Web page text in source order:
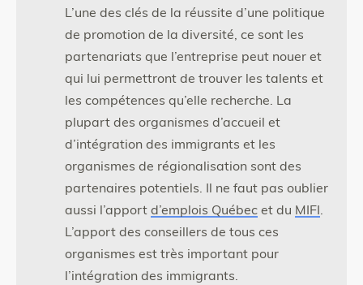
L’une des clés de la réussite d’une politique
de promotion de la diversité, ce sont les
partenariats que l’entreprise peut nouer et
qui lui permettront de trouver les talents et
les compétences qu’elle recherche. La
plupart des organismes d’accueil et
d’intégration des immigrants et les
organismes de régionalisation sont des
partenaires potentiels. Il ne faut pas oublier
aussi l’apport d’emplois Québec et du MIFI .
L’apport des conseillers de tous ces
organismes est très important pour
l’intégration des immigrants.